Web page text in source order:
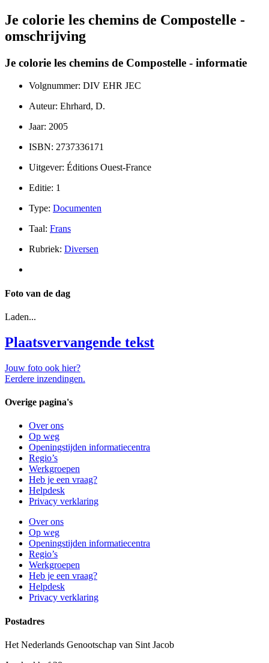
Je colorie les chemins de Compostelle -
omschrijving
Je colorie les chemins de Compostelle - informatie
Volgnummer: DIV EHR JEC
Auteur: Ehrhard, D.
Jaar: 2005
ISBN: 2737336171
Uitgever: Éditions Ouest-France
Editie: 1
Type: Documenten
Taal: Frans
Rubriek: Diversen
Foto van de dag
Laden...
Plaatsvervangende tekst
Jouw foto ook hier?
Eerdere inzendingen.
Overige pagina's
Over ons
Op weg
Openingstijden informatiecentra
Regio’s
Werkgroepen
Heb je een vraag?
Helpdesk
Privacy verklaring
Over ons
Op weg
Openingstijden informatiecentra
Regio’s
Werkgroepen
Heb je een vraag?
Helpdesk
Privacy verklaring
Postadres
Het Nederlands Genootschap van Sint Jacob